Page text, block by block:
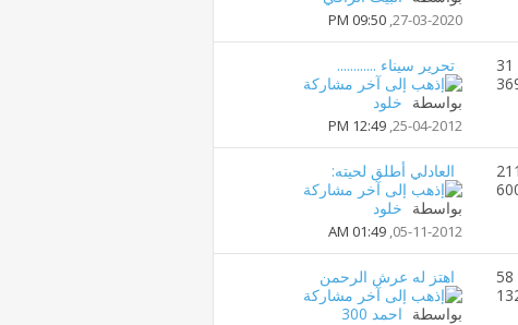
27-03-2020,
09:50 PM
تحرير سيناء ............
بواسطة خلود
25-04-2012,
12:49 PM
العادلي أطلق لحيته:
بواسطة خلود
05-11-2012,
01:49 AM
اهتز له عرش الرحمن
بواسطة احمد 300